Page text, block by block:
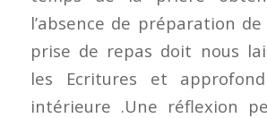
l’absence de préparation
prise de repas doit nous
les Ecritures et
intérieure .Une réflexion